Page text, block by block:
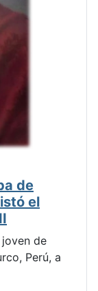
de
el
joven de
Perú, a